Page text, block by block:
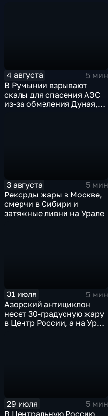
4 августа
5 мин
В Румынии взрывают
скалы для спасения АЭС
из-за обмеления Дуная,
3 августа
5 мин
Рекорды жары в Москве,
смерчи в Сибири и
затяжные ливни на Урале
31 июля
5 мин
Азорский антициклон
несет 30-градусную жару
в Центр России, а на Урал
29 июля
5 мин
В Центральную Россию